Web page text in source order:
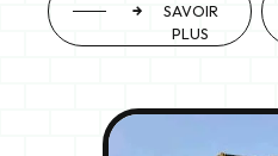
SAVOIR
PLUS